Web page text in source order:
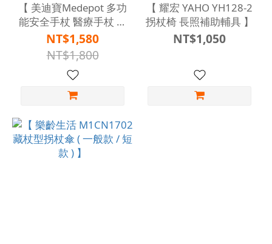
【 美迪寶Medepot 多功
能安全手杖 醫療手杖 警
報 防身 燈光 安全手杖
】
NT$1,580
NT$1,800
【 耀宏 YAHO YH128-2
拐杖椅 長照補助輔具 】
NT$1,050